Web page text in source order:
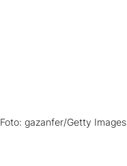
Foto: gazanfer/Getty Images